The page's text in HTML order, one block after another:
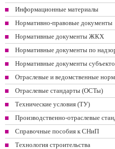
Информационные материалы
Нормативно-правовые документы
Нормативные документы ЖКХ
Нормативные документы по
Нормативные документы
Отраслевые и ведомственные
Отраслевые стандарты (ОСТы)
Технические условия (ТУ)
Производственно-отраслевые
Справочные пособия к СНиП
Технология строительства